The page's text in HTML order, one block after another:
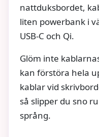
nattduksbordet,
liten powerbank i
USB-C och Qi.
Glöm inte
kan förstöra hela
kablar vid
så slipper du sno
språng.